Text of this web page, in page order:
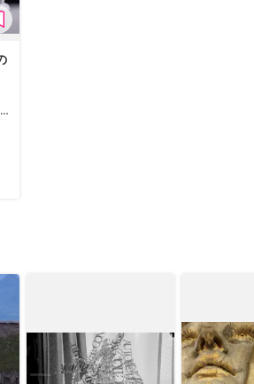
Gallery NOOOG（ギャラリーノーグ）